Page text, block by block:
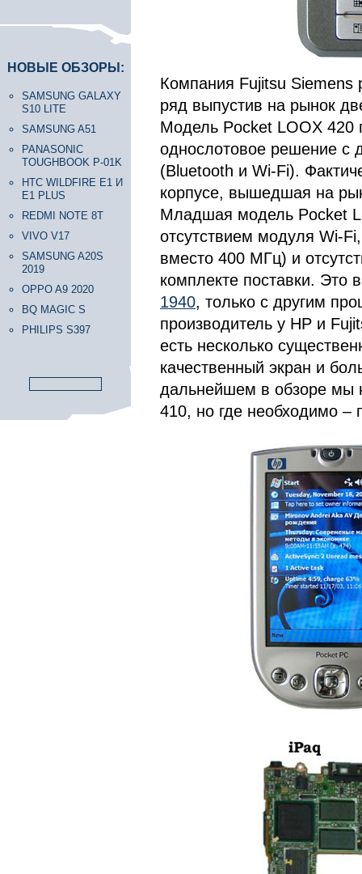
НОВЫЕ ОБЗОРЫ:
SAMSUNG GALAXY
S10 LITE
SAMSUNG A51
PANASONIC
TOUGHBOOK P-01K
HTC WILDFIRE E1 И
E1 PLUS
REDMI NOTE 8T
VIVO V17
SAMSUNG A20S
2019
OPPO A9 2020
BQ MAGIC S
PHILIPS S397
Компания Fujitsu Siemens
ряд выпустив на рынок
Модель Pocket LOOX 420
однослотовое решение с
(Bluetooth и Wi-Fi).
корпусе, вышедшая на
Младшая модель Pocket
отсутствием модуля Wi-
вместо 400 МГц) и
комплекте поставки. Это
1940, только с другим
производитель у HP и
есть несколько
качественный экран и
дальнейшем в обзоре мы
410, но где необходимо –